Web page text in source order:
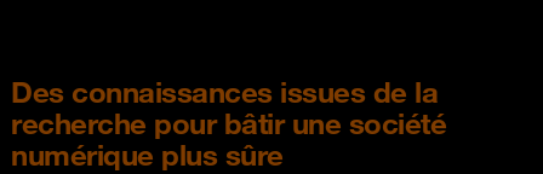
Des connaissances issues de la
recherche pour bâtir une société
numérique plus sûre